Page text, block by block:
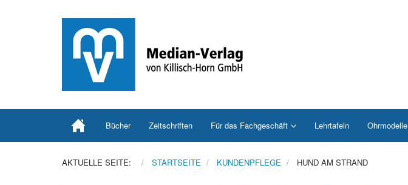
Bücher Zeitschriften Für das Fachgeschäft Lehrtafeln Ohrmodelle
AKTUELLE SEITE: STARTSEITE KUNDENPFLEGE HUND AM STRAND